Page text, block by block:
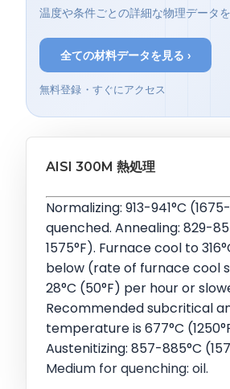
温度や条件ごとの詳細な物理データ
全ての材料データを見る ›
無料登録・すぐにアクセス
AISI 300M 熱処理
Normalizing: 913-941°C
quenched. Annealing: 829-
1575°F). Furnace cool to
below (rate of furnace cool
28°C (50°F) per hour or
Recommended subcritical
temperature is 677°C
Austenitizing: 857-885°C
Medium for quenching: oil.